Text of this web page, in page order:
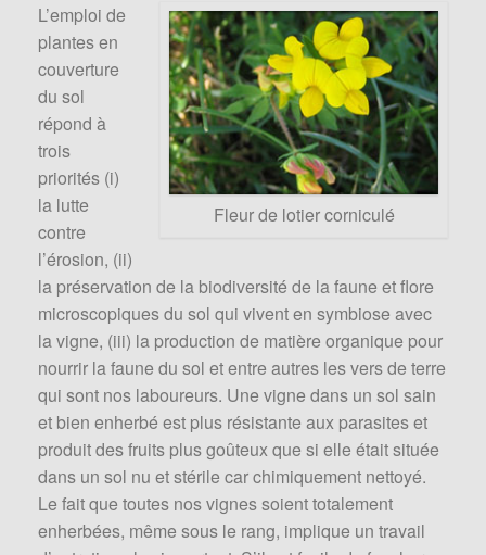
Fleur de lotier corniculé
L’emploi de
plantes en
couverture
du sol
répond à
trois
priorités (i)
la lutte
contre
l’érosion, (ii)
la préservation de la biodiversité de la faune et flore
microscopiques du sol qui vivent en symbiose avec
la vigne, (iii) la production de matière organique pour
nourrir la faune du sol et entre autres les vers de terre
qui sont nos laboureurs. Une vigne dans un sol sain
et bien enherbé est plus résistante aux parasites et
produit des fruits plus goûteux que si elle était située
dans un sol nu et stérile car chimiquement nettoyé.
Le fait que toutes nos vignes soient totalement
enherbées, même sous le rang, implique un travail